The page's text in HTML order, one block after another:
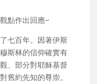
點作出回應~
七百年。因著伊斯
斯林的信仰確實有
、部分對耶穌基督
舊約先知的尊崇。